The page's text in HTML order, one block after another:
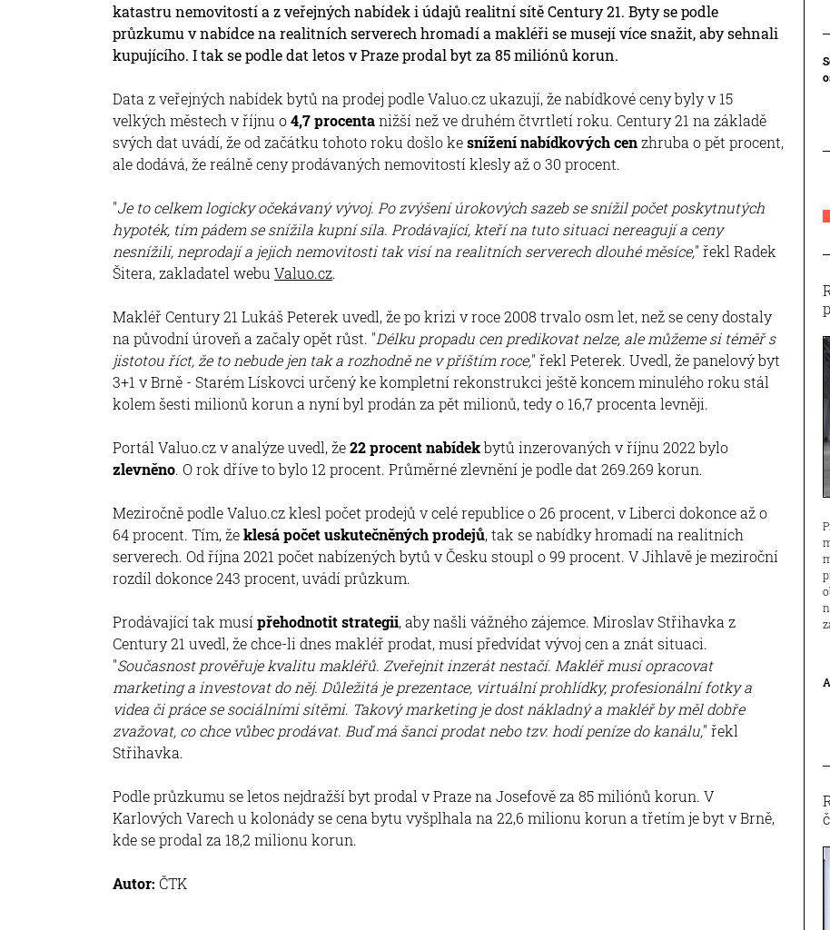
katastru nemovitostí a z veřejných nabídek i údajů realitní sítě Century 21. Byty se podle
průzkumu v nabídce na realitních serverech hromadí a makléři se musejí více snažit, aby sehnali
kupujícího. I tak se podle dat letos v Praze prodal byt za 85 miliónů korun.
Data z veřejných nabídek bytů na prodej podle Valuo.cz ukazují, že nabídkové ceny byly v 15
velkých městech v říjnu o4,7 procentanižší než ve druhém čtvrtletí roku. Century 21 na základě
svých dat uvádí, že od začátku tohoto roku došlo kesnížení nabídkových cenzhruba o pět procent,
ale dodává, že reálně ceny prodávaných nemovitostí klesly až o 30 procent.
"Je to celkem logicky očekávaný vývoj. Po zvýšení úrokových sazeb se snížil počet poskytnutých
hypoték, tím pádem se snížila kupní síla. Prodávající, kteří na tuto situaci nereagují a ceny
nesnížili, neprodají a jejich nemovitosti tak visí na realitních serverech dlouhé měsíce," řekl Radek
Šitera, zakladatel webu Valuo.cz.
Makléř Century 21 Lukáš Peterek uvedl, že po krizi v roce 2008 trvalo osm let, než se ceny dostaly
na původní úroveň a začaly opět růst. "Délku propadu cen predikovat nelze, ale můžeme si téměř s
jistotou říct, že to nebude jen tak a rozhodně ne v příštím roce," řekl Peterek. Uvedl, že panelový byt
3+1 v Brně - Starém Lískovci určený ke kompletní rekonstrukci ještě koncem minulého roku stál
kolem šesti milionů korun a nyní byl prodán za pět milionů, tedy o 16,7 procenta levněji.
Portál Valuo.cz v analýze uvedl, že22 procent nabídekbytů inzerovaných v říjnu 2022 bylo
zlevněno. O rok dříve to bylo 12 procent. Průměrné zlevnění je podle dat 269.269 korun.
Meziročně podle Valuo.cz klesl počet prodejů v celé republice o 26 procent, v Liberci dokonce až o
64 procent. Tím, žeklesá počet uskutečněných prodejů, tak se nabídky hromadí na realitních
serverech. Od října 2021 počet nabízených bytů v Česku stoupl o 99 procent. V Jihlavě je meziroční
rozdíl dokonce 243 procent, uvádí průzkum.
Prodávající tak musí přehodnotit strategii, aby našli vážného zájemce. Miroslav Střihavka z
Century 21 uvedl, že chce-li dnes makléř prodat, musí předvídat vývoj cen a znát situaci.
"Současnost prověřuje kvalitu makléřů. Zveřejnit inzerát nestačí. Makléř musí opracovat
marketing a investovat do něj. Důležitá je prezentace, virtuální prohlídky, profesionální fotky a
videa či práce se sociálními sítěmi. Takový marketing je dost nákladný a makléř by měl dobře
zvažovat, co chce vůbec prodávat. Buď má šanci prodat nebo tzv. hodí peníze do kanálu," řekl
Střihavka.
Podle průzkumu se letos nejdražší byt prodal v Praze na Josefově za 85 miliónů korun. V
Karlových Varech u kolonády se cena bytu vyšplhala na 22,6 milionu korun a třetím je byt v Brně,
kde se prodal za 18,2 milionu korun.
Autor: ČTK